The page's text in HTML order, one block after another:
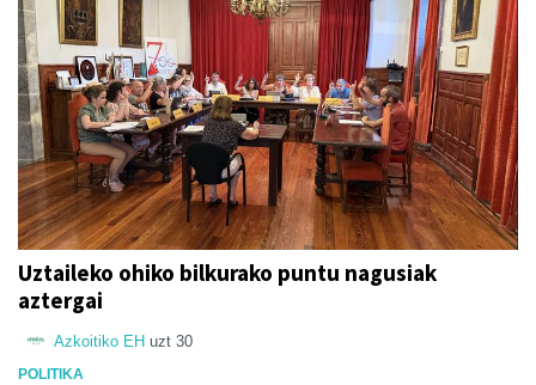
Uztaileko ohiko bilkurako puntu nagusiak
aztergai
Azkoitiko EH uzt 30
POLITIKA